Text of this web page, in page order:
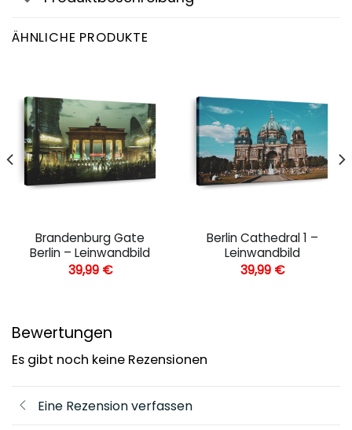
ÄHNLICHE PRODUKTE
Brandenburg Gate
Berlin – Leinwandbild
39,99 €
Berlin Cathedral 1 –
Leinwandbild
39,99 €
Bewertungen
Es gibt noch keine Rezensionen
Eine Rezension verfassen